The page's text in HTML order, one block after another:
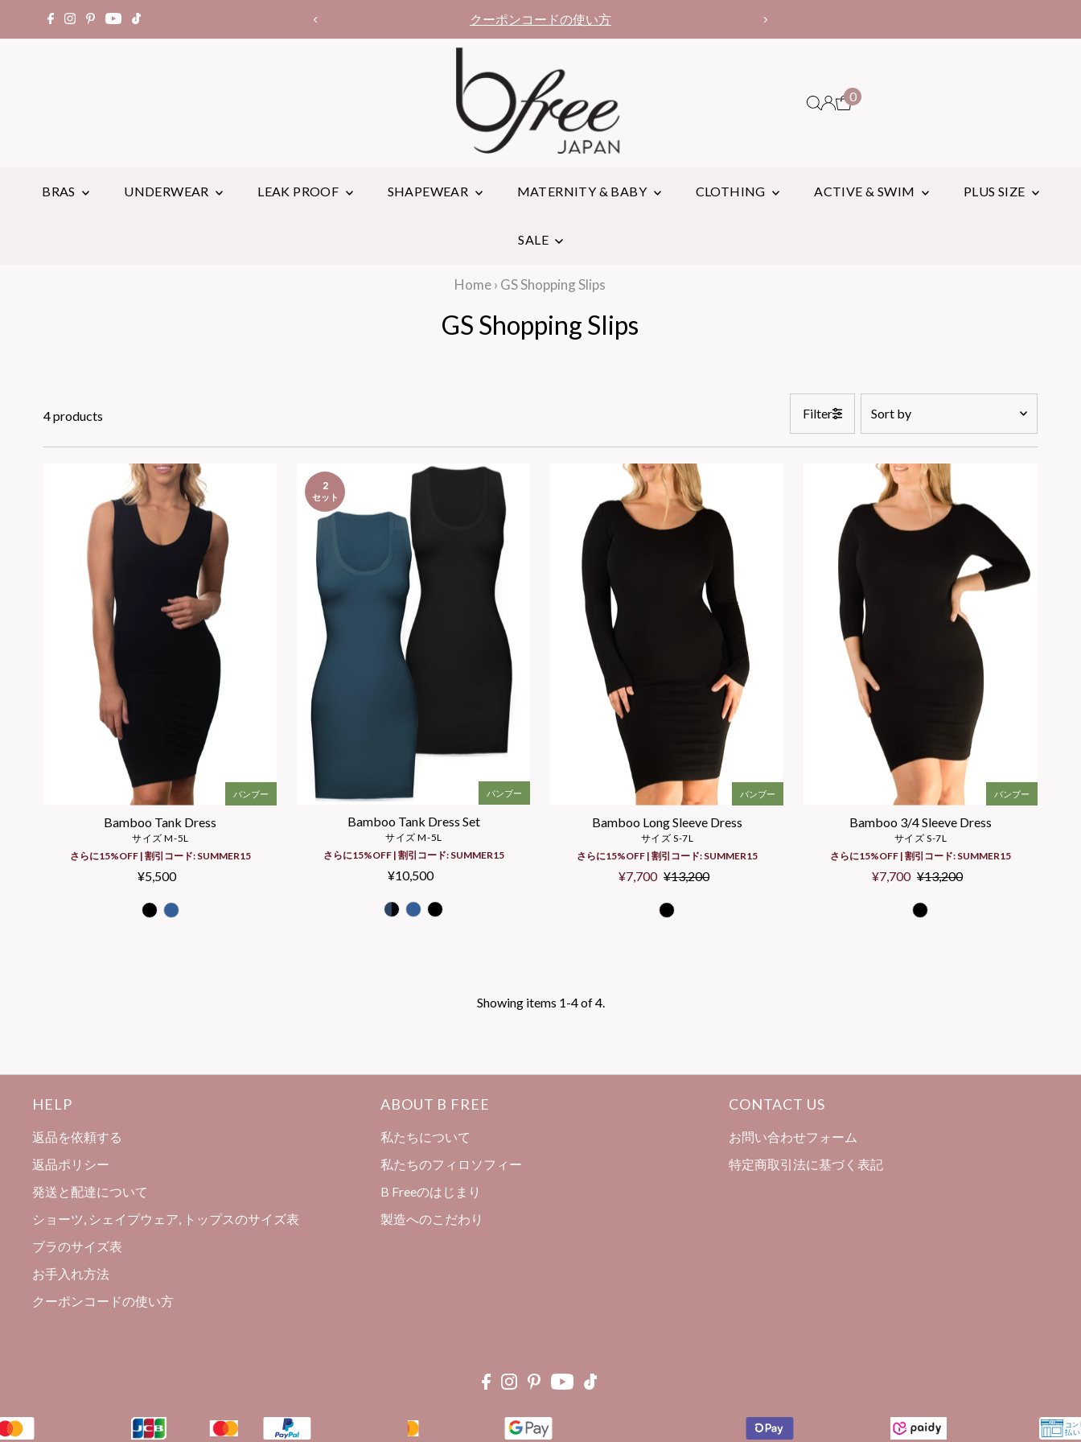
界中でレビュー14,000件以上 クーポンコードの使い方
0
BRAS UNDERWEAR LEAK PROOF SHAPEWEAR MATERNITY & BABY CLOTHING ACTIVE & SWIM PLUS SIZE
SALE
Home› GS Shopping Slips
GS Shopping Slips
4 products Filter
by
Featured
Most relevant
Price, low to high
Price, high to low
バンブー
Bamboo Tank Dress
サイズ M-5L
さらに15%OFF | 割引コード: SUMMER15
Regular
¥5,500
2
セット
バンブー
Bamboo Tank Dress Set
サイズ M-5L
さらに15%OFF | 割引コード: SUMMER15
Regular
¥10,500
バンブー
Bamboo Long Sleeve Dress
サイズ S-7L
さらに15%OFF | 割引コード: SUMMER15
Sale
¥7,700 Regular
¥13,200
バンブー
Bamboo 3/4 Sleeve Dress
サイズ S-7L
さらに15%OFF | 割引コード: SUMMER15
Sale
¥7,700 Regular
¥13,200
Showing items 1-4 of 4.
HELP
返品を依頼する
返品ポリシー
発送と配達について
ショーツ, シェイプウェア, トップスのサイズ表
ブラのサイズ表
お手入れ方法
クーポンコードの使い方
ABOUT B FREE
私たちについて
私たちのフィロソフィー
B Freeのはじまり
製造へのこだわり
CONTACT US
お問い合わせフォーム
特定商取引法に基づく表記